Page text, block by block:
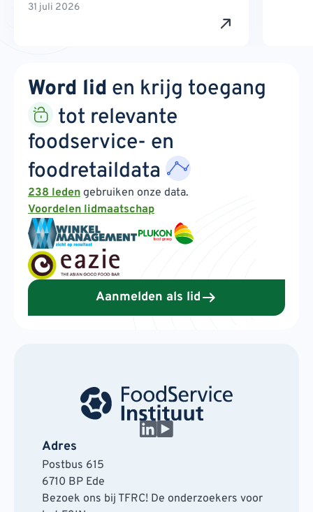
31 juli 2026
Word lid en krijg toegang
tot relevante
foodservice- en
foodretaildata
238 leden gebruiken onze data.
Voordelen lidmaatschap
Aanmelden als lid
Adres
Postbus 615
6710 BP Ede
Bezoek ons bij TFRC! De onderzoekers voor